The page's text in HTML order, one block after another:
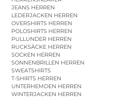
JEANS HERREN
LEDERJACKEN HERREN
OVERSHIRTS HERREN
POLOSHIRTS HERREN
PULLUNDER HERREN
RUCKSÄCKE HERREN
SOCKEN HERREN
SONNENBRILLEN HERREN
SWEATSHIRTS
T-SHIRTS HERREN
UNTERHEMDEN HERREN
WINTERJACKEN HERREN